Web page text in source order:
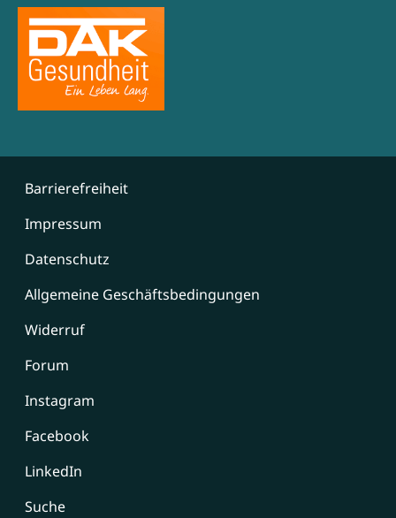
Barrierefreiheit
Impressum
Datenschutz
Allgemeine Geschäftsbedingungen
Widerruf
Forum
Instagram
Facebook
LinkedIn
Suche